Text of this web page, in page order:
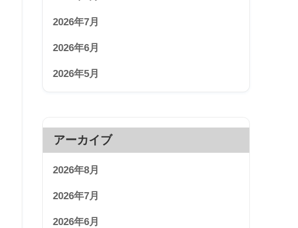
2026年7月
2026年6月
2026年5月
アーカイブ
2026年8月
2026年7月
2026年6月